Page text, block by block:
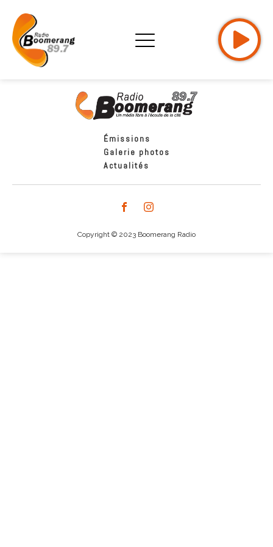
Émissions
Galerie photos
Actualités
Copyright © 2023 Boomerang Radio